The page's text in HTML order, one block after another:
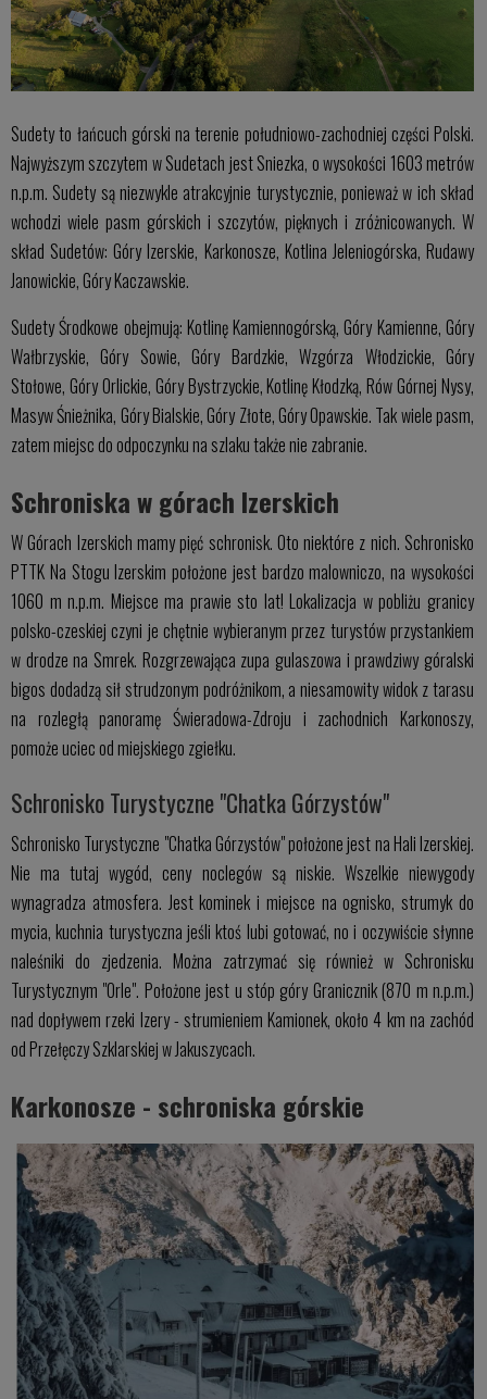
Sudety to łańcuch górski na terenie południowo-zachodniej części Polski.
Najwyższym szczytem w Sudetach jest Sniezka, o wysokości 1603 metrów
n.p.m. Sudety są niezwykle atrakcyjnie turystycznie, ponieważ w ich skład
wchodzi wiele pasm górskich i szczytów, pięknych i zróżnicowanych. W
skład Sudetów: Góry Izerskie, Karkonosze, Kotlina Jeleniogórska, Rudawy
Janowickie, Góry Kaczawskie.
Sudety Środkowe obejmują: Kotlinę Kamiennogórską, Góry Kamienne, Góry
Wałbrzyskie, Góry Sowie, Góry Bardzkie, Wzgórza Włodzickie, Góry
Stołowe, Góry Orlickie, Góry Bystrzyckie, Kotlinę Kłodzką, Rów Górnej Nysy,
Masyw Śnieżnika, Góry Bialskie, Góry Złote, Góry Opawskie. Tak wiele pasm,
zatem miejsc do odpoczynku na szlaku także nie zabranie.
Schroniska w górach Izerskich
W Górach Izerskich mamy pięć schronisk. Oto niektóre z nich. Schronisko
PTTK Na Stogu Izerskim położone jest bardzo malowniczo, na wysokości
1060 m n.p.m. Miejsce ma prawie sto lat! Lokalizacja w pobliżu granicy
polsko-czeskiej czyni je chętnie wybieranym przez turystów przystankiem
w drodze na Smrek. Rozgrzewająca zupa gulaszowa i prawdziwy góralski
bigos dodadzą sił strudzonym podróżnikom, a niesamowity widok z tarasu
na rozległą panoramę Świeradowa-Zdroju i zachodnich Karkonoszy,
pomoże uciec od miejskiego zgiełku.
Schronisko Turystyczne "Chatka Górzystów"
Schronisko Turystyczne "Chatka Górzystów" położone jest na Hali Izerskiej.
Nie ma tutaj wygód, ceny noclegów są niskie. Wszelkie niewygody
wynagradza atmosfera. Jest kominek i miejsce na ognisko, strumyk do
mycia, kuchnia turystyczna jeśli ktoś lubi gotować, no i oczywiście słynne
naleśniki do zjedzenia. Można zatrzymać się również w Schronisku
Turystycznym "Orle". Położone jest u stóp góry Granicznik (870 m n.p.m.)
nad dopływem rzeki Izery - strumieniem Kamionek, około 4 km na zachód
od Przełęczy Szklarskiej w Jakuszycach.
Karkonosze - schroniska górskie